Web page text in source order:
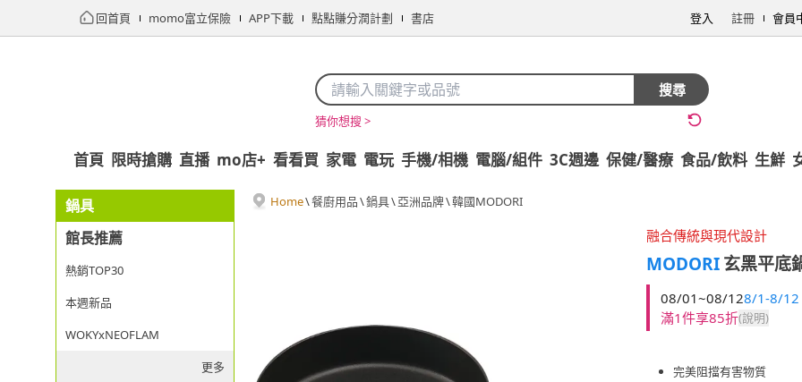
回首頁 momo富立保險 APP下載 點點賺分潤計劃 書店 登入 註冊 會員
搜尋
猜你想搜 >
首頁 限時搶購 直播 mo店+ 看看買 家電 電玩 手機/相機 電腦/組件 3C週邊 保健/醫療 食品/飲料 生鮮
鍋具
館長推薦
熱銷TOP30
本週新品
WOKYxNEOFLAM
更多
Home\餐廚用品\鍋具\亞洲品牌\韓國MODORI
融合傳統與現代設計
MODORI玄黑平底
08/01~08/128/1-8/12
滿1件享85折(說明)
完美阻擋有害物質